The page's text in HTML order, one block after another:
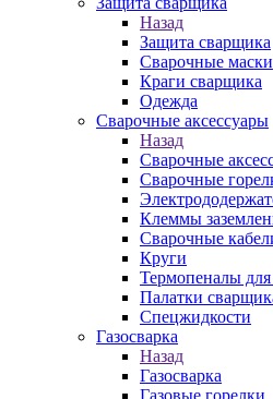
Назад
Защита сварщика
Сварочные маски
Краги сварщика
Одежда
Сварочные аксессуары
Назад
Сварочные
Сварочные
Клеммы
Сварочные
Круги
Термопеналы для
Палатки
Спецжидкости
Газосварка
Назад
Газосварка
Газовые горелки